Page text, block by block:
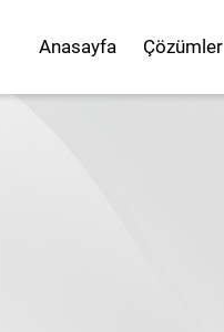
Anasayfa Çözümler